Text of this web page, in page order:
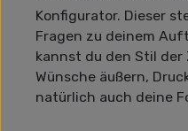
Konfigurator. Dieser
Fragen zu deinem
kannst du den Stil
Wünsche äußern,
natürlich auch deine